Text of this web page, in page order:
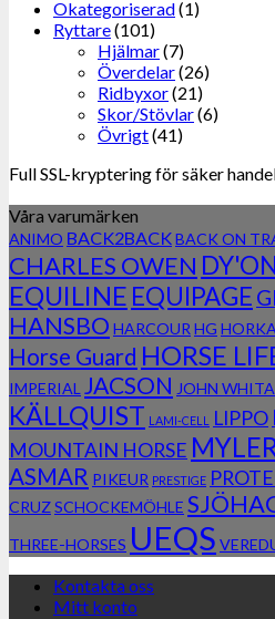
Okategoriserad(1)
Ryttare(101)
Hjälmar(7)
Överdelar(26)
Ridbyxor(21)
Skor/Stövlar(6)
Övrigt(41)
Full SSL-kryptering för säker
Våra varumärken
ANIMO BACK2BACKBACK ON
CHARLES OWEN DY'ON
EQUILINE EQUIPAGE
HANSBO HARCOUR HG HORKA
Horse Guard HORSE
IMPERIAL JACSON JOHN
KÄLLQUIST LAMI-CELL LIPPO
MOUNTAIN HORSE
ASMAR PIKEUR PRESTIGE
CRUZSCHOCKEMÖHLE
THREE-HORSES UEQS
Kontakta oss
Mitt konto